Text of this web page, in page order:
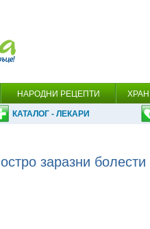
НАРОДНИ РЕЦЕПТИ
КАТАЛОГ - ЛЕКАРИ
остро заразни болести